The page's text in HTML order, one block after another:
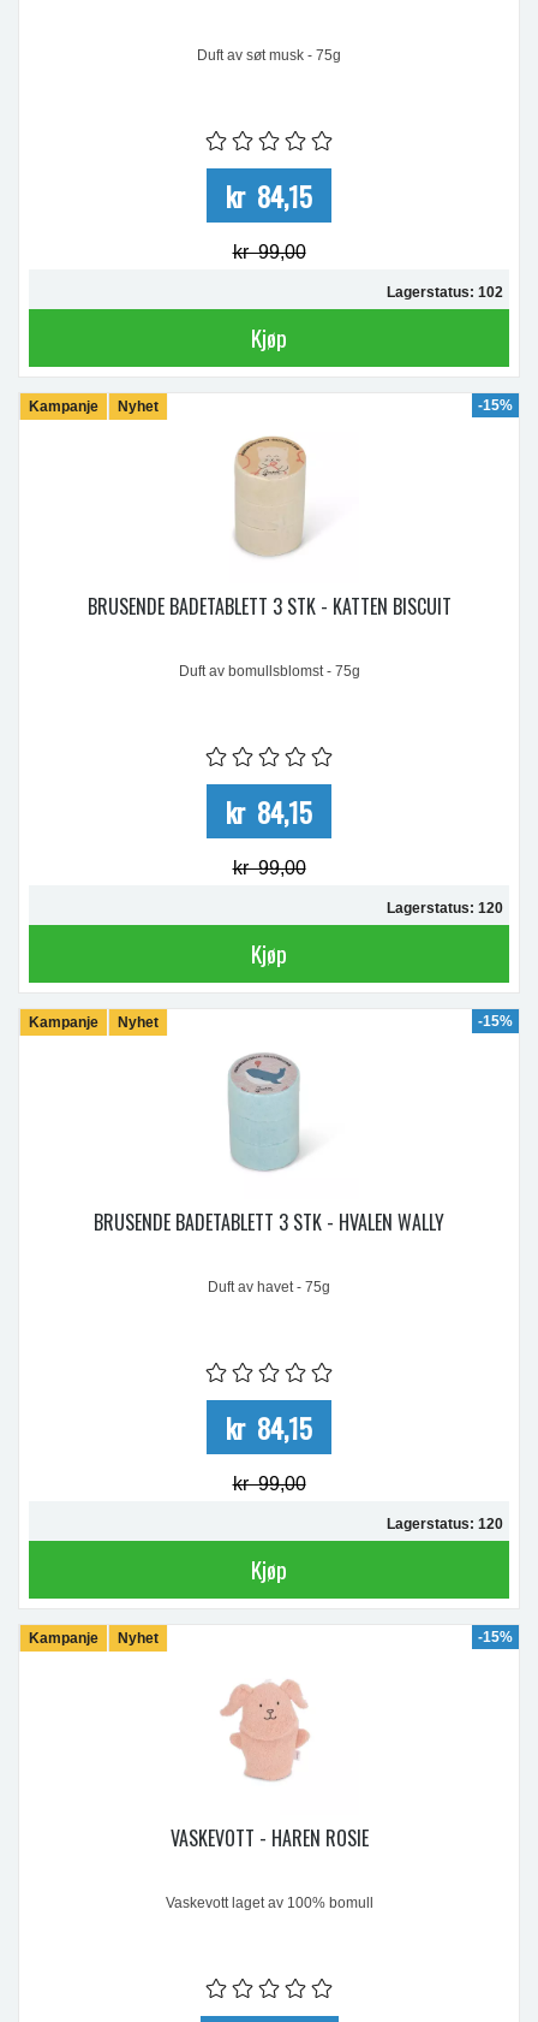
Duft av søt musk - 75g
kr 84,15
kr 99,00
Lagerstatus: 102
Kjøp
Kampanje Nyhet -15%
BRUSENDE BADETABLETT 3 STK - KATTEN BISCUIT
Duft av bomullsblomst - 75g
kr 84,15
kr 99,00
Lagerstatus: 120
Kjøp
Kampanje Nyhet -15%
BRUSENDE BADETABLETT 3 STK - HVALEN WALLY
Duft av havet - 75g
kr 84,15
kr 99,00
Lagerstatus: 120
Kjøp
Kampanje Nyhet -15%
VASKEVOTT - HAREN ROSIE
Vaskevott laget av 100% bomull